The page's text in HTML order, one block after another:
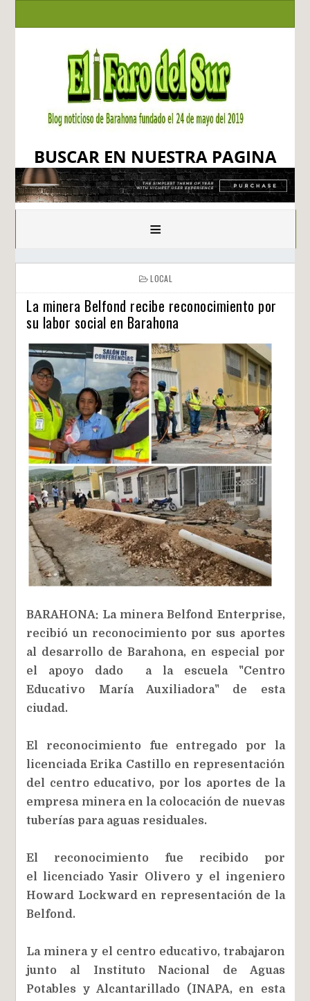
BUSCAR EN NUESTRA PAGINA
≡
LOCAL
La minera Belfond recibe reconocimiento por
su labor social en Barahona
BARAHONA: La minera Belfond Enterprise,
recibió un reconocimiento por sus aportes
al desarrollo de Barahona, en especial por
el apoyo dado a la escuela "Centro
Educativo María Auxiliadora" de esta
ciudad.
El reconocimiento fue entregado por la
licenciada Erika Castillo en representación
del centro educativo, por los aportes de la
empresa minera en la colocación de nuevas
tuberías para aguas residuales.
El reconocimiento fue recibido por
el licenciado Yasir Olivero y el ingeniero
Howard Lockward en representación de la
Belfond.
La minera y el centro educativo, trabajaron
junto al Instituto Nacional de Aguas
Potables y Alcantarillado (INAPA, en esta